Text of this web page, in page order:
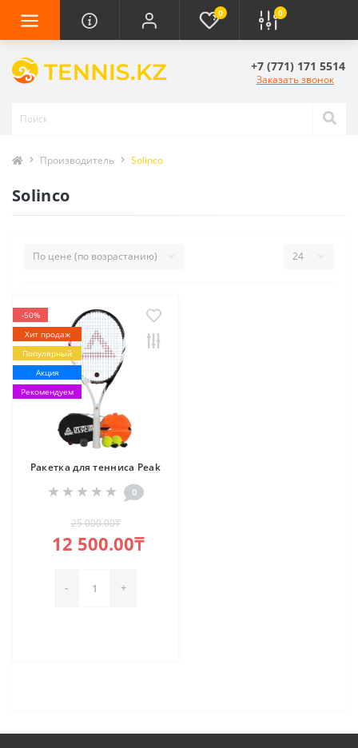
0 0
+7 (771) 171 5514
Заказать звонок
Производитель Solinco
Solinco
-50%
Хит продаж
Популярный
Акция
Рекомендуем
Ракетка для тенниса Peak
0
25 000.00₸
12 500.00₸
- +